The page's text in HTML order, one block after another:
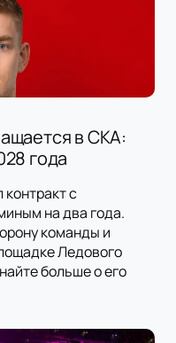
в СКА:
года
с
на два года.
команды и
Ледового
больше о его